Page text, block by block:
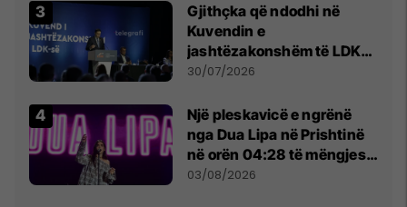
Gjithçka që ndodhi në
Kuvendin e
jashtëzakonshëm të LDK-
së
30/07/2026
Një pleskavicë e ngrënë
nga Dua Lipa në Prishtinë
në orën 04:28 të mëngjesit
- dhe bota digjitale serbe
03/08/2026